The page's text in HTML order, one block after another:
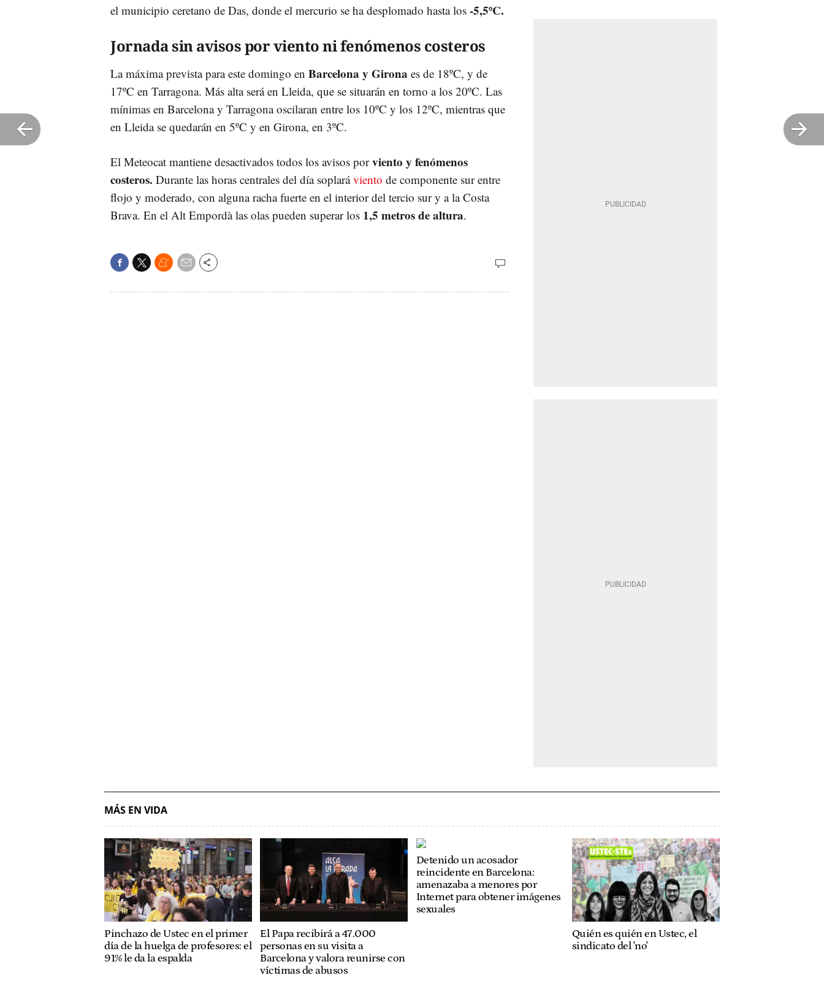
el municipio ceretano de Das, donde el mercurio se ha desplomado hasta los -5,5ºC.
Jornada sin avisos por viento ni fenómenos costeros
La máxima prevista para este domingo en Barcelona y Girona es de 18ºC, y de
17ºC en Tarragona. Más alta será en Lleida, que se situarán en torno a los 20ºC. Las
mínimas en Barcelona y Tarragona oscilaran entre los 10ºC y los 12ºC, mientras que
en Lleida se quedarán en 5ºC y en Girona, en 3ºC.
El Meteocat mantiene desactivados todos los avisos porviento y fenómenos
costeros. Durante las horas centrales del día soplaráviento de componente sur entre
flojo y moderado, con alguna racha fuerte en el interior del tercio sur y a la Costa
Brava. En el Alt Empordà las olas pueden superar los 1,5 metros de altura.
MÁS EN VIDA
Pinchazo de Ustec en el primer
día de la huelga de profesores: el
91% le da la espalda
El Papa recibirá a 47.000
personas en su visita a
Barcelona y valora reunirse con
víctimas de abusos
Detenido un acosador
reincidente en Barcelona:
amenazaba a menores por
Internet para obtener imágenes
sexuales
Quién es quién en Ustec, el
sindicato del 'no'